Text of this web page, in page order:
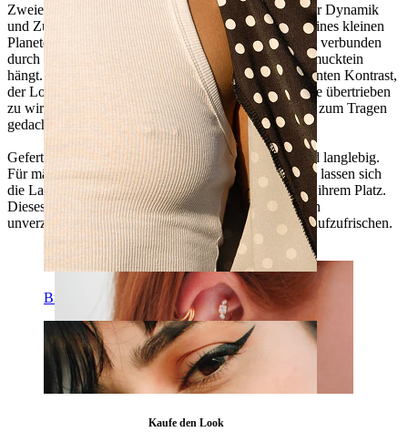
Brustwarzen
Zweier-Set Titan-Labrets mit Weltraum-Motiv steht für Dynamik
und Zusammengehörigkeit. Ein Labret hat die Form eines kleinen
Planeten, das andere ist mit winzigen Sternen verziert, verbunden
durch eine feine Kette, in deren Mitte ein kleiner Schmucktein
hängt. Klare und blaue Zirkoniasteine sorgen für dezenten Kontrast,
der Look bleibt leicht und ein bisschen kosmisch, ohne übertrieben
zu wirken. Erhältlich in silberner Farbe, ist es als Paar zum Tragen
gedacht
Gefertigt aus Titan, ist es hypoallergen, wasserfest und langlebig.
Für mäßigen Gebrauch geeignet. Dank Innengewinde lassen sich
die Labrets sanft einsetzen und bleiben zuverlässig an ihrem Platz.
Dieses Labret der Marke Bodymod Trend ist daher ein
unverzichtbares Accessoire, um deinen Ohrschmuck aufzufrischen.
Kaufe den Look